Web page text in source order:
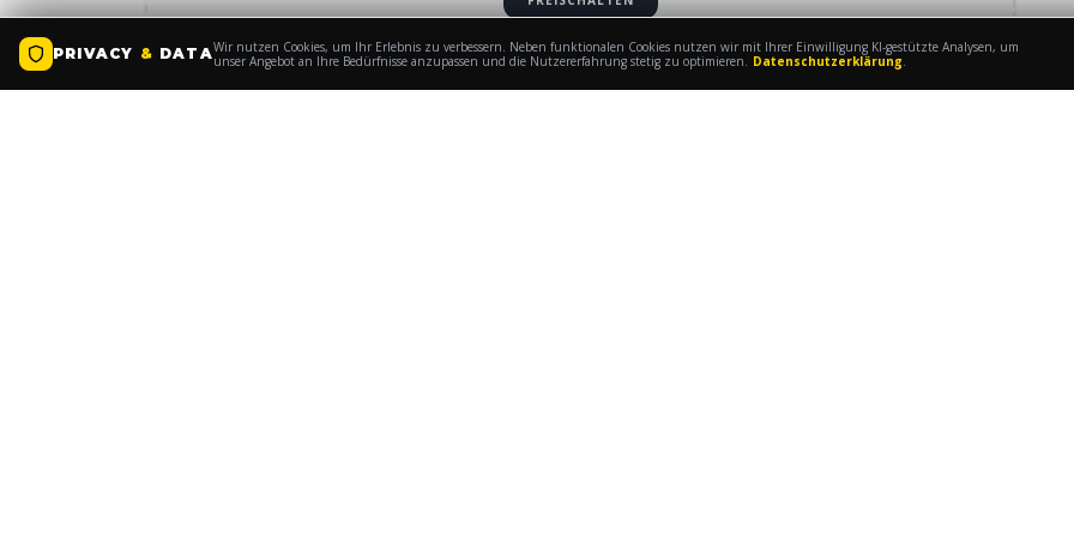
PRIVACY & DATAWir nutzen Cookies, um Ihr Erlebnis zu verbessern. Neben funktionalen Cookies nutzen wir mit Ihrer Einwilligung KI-gestützte Analysen, um
unser Angebot an Ihre Bedürfnisse anzupassen und die Nutzererfahrung stetig zu optimieren. Datenschutzerklärung.